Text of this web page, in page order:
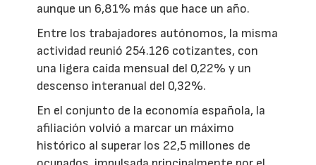
aunque un 6,81% más que hace un año.
Entre los trabajadores autónomos, la misma
actividad reunió 254.126 cotizantes, con
una ligera caída mensual del 0,22% y un
descenso interanual del 0,32%.
En el conjunto de la economía española, la
afiliación volvió a marcar un máximo
histórico al superar los 22,5 millones de